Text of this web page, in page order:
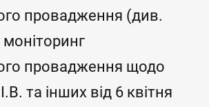
провадження (див.
провадження щодо
та інших від 6 квітня